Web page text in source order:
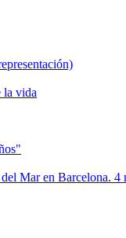
la vida
Mar en Barcelona. 4